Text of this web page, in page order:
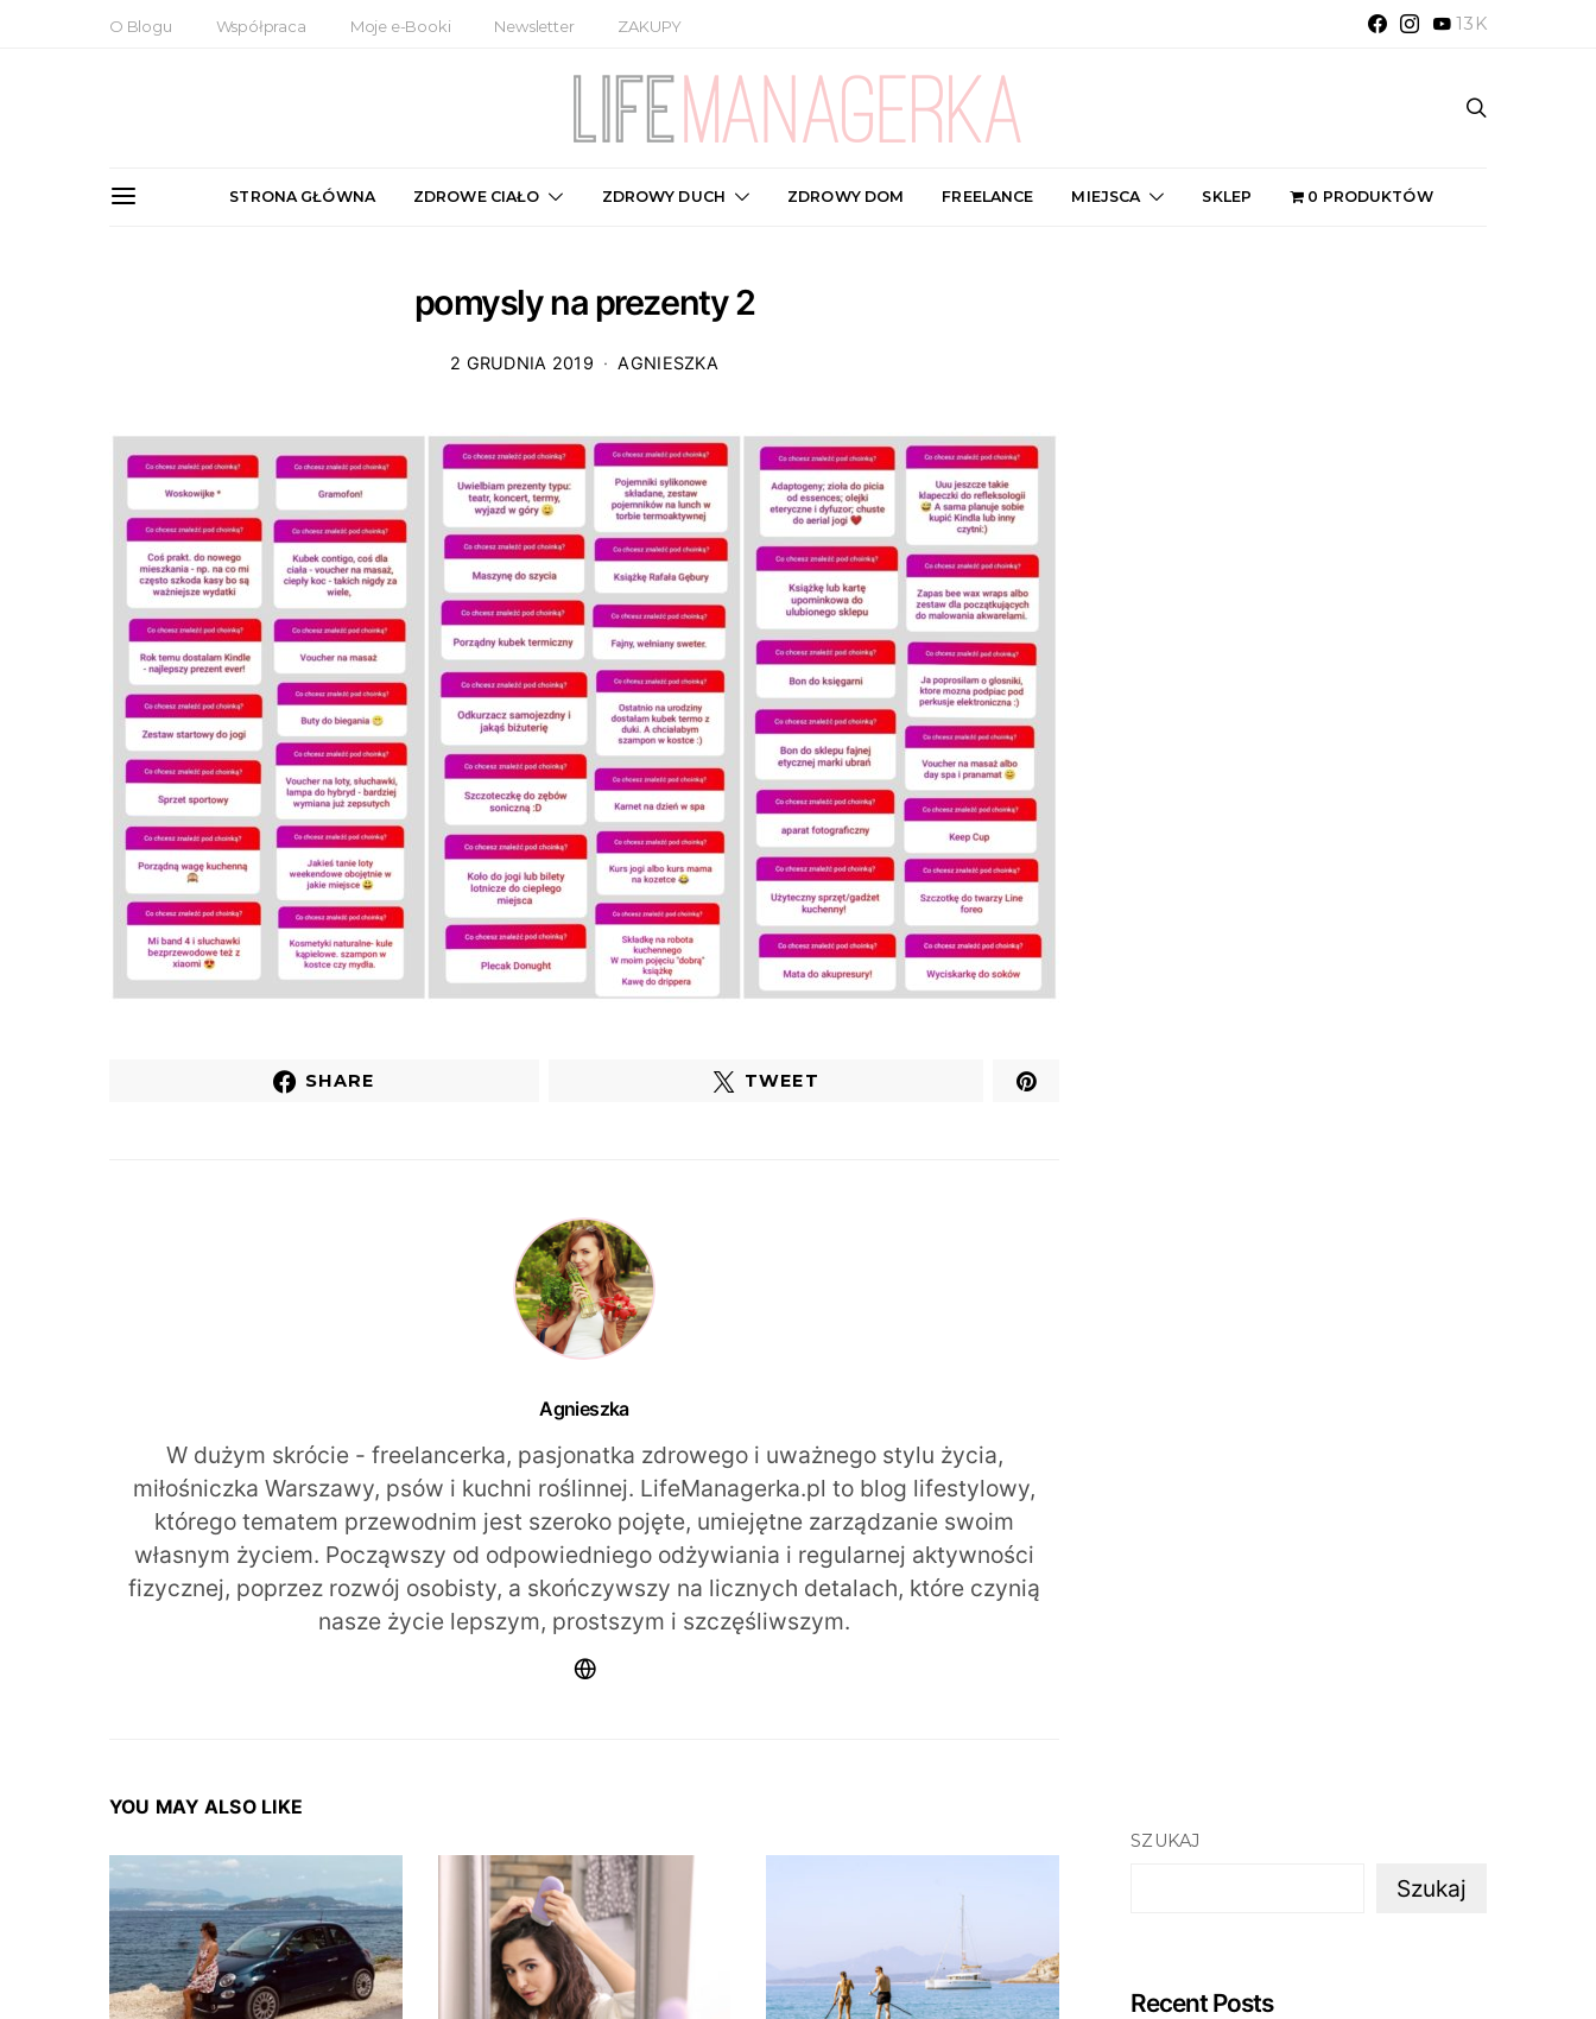
O Blogu Współpraca Moje e-Booki Newsletter ZAKUPY 13K
STRONA GŁÓWNA ZDROWE CIAŁO ZDROWY DUCH ZDROWY DOM FREELANCE MIEJSCA SKLEP 0 PRODUKTÓW
pomysly na prezenty 2
2 GRUDNIA 2019 AGNIESZKA
SHARE TWEET
Agnieszka
W dużym skrócie - freelancerka, pasjonatka zdrowego i uważnego stylu życia,
miłośniczka Warszawy, psów i kuchni roślinnej. LifeManagerka.pl to blog lifestylowy,
którego tematem przewodnim jest szeroko pojęte, umiejętne zarządzanie swoim
własnym życiem. Począwszy od odpowiedniego odżywiania i regularnej aktywności
fizycznej, poprzez rozwój osobisty, a skończywszy na licznych detalach, które czynią
nasze życie lepszym, prostszym i szczęśliwszym.
YOU MAY ALSO LIKE
SZUKAJ
Szukaj
Recent Posts